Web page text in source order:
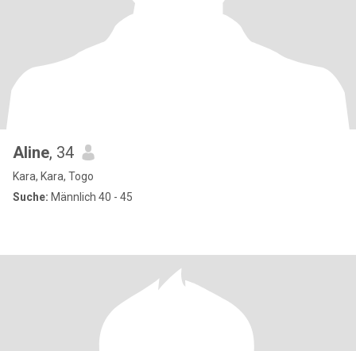
Aline, 34
Kara, Kara, Togo
Suche: Männlich 40 - 45